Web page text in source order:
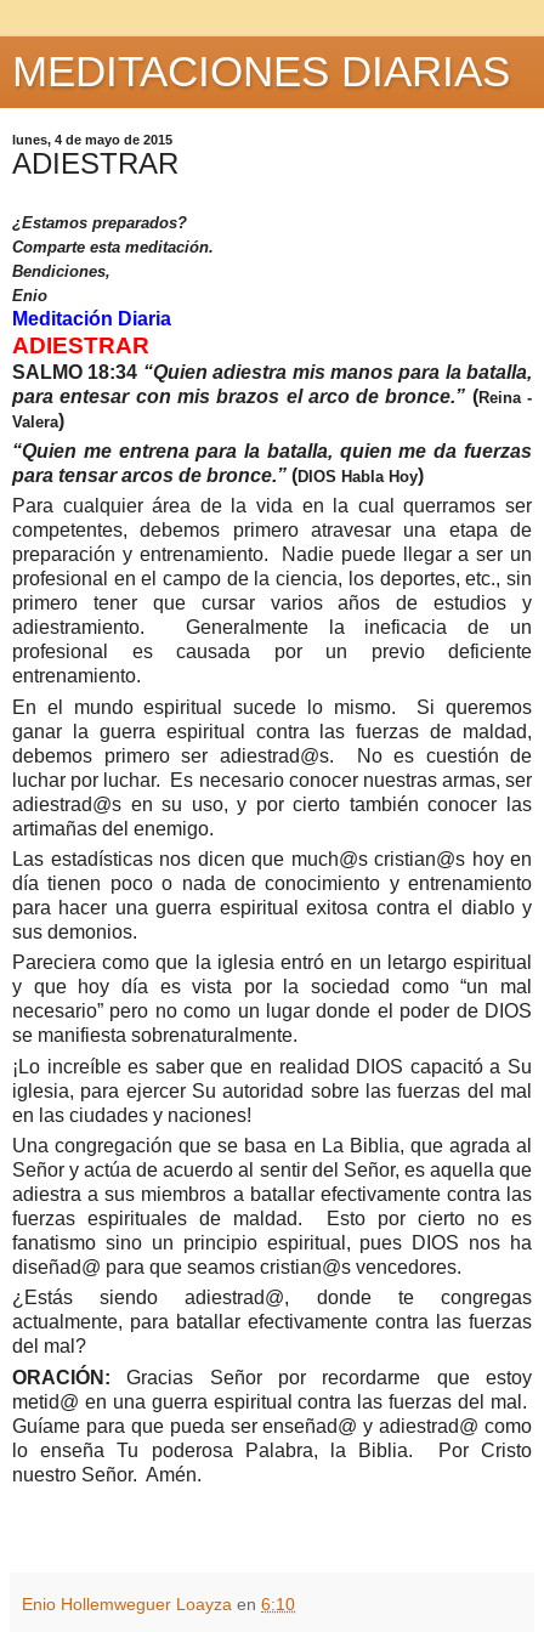
MEDITACIONES DIARIAS
lunes, 4 de mayo de 2015
ADIESTRAR
¿Estamos preparados?
Comparte esta meditación.
Bendiciones,
Enio
Meditación Diaria
ADIESTRAR
SALMO 18:34 “Quien adiestra mis manos para la batalla,
para entesar con mis brazos el arco de bronce.” (Reina -
Valera)
“Quien me entrena para la batalla, quien me da fuerzas
para tensar arcos de bronce.” (DIOS Habla Hoy)
Para cualquier área de la vida en la cual querramos ser
competentes, debemos primero atravesar una etapa de
preparación y entrenamiento. Nadie puede llegar a ser un
profesional en el campo de la ciencia, los deportes, etc., sin
primero tener que cursar varios años de estudios y
adiestramiento. Generalmente la ineficacia de un
profesional es causada por un previo deficiente
entrenamiento.
En el mundo espiritual sucede lo mismo. Si queremos
ganar la guerra espiritual contra las fuerzas de maldad,
debemos primero ser adiestrad@s. No es cuestión de
luchar por luchar. Es necesario conocer nuestras armas, ser
adiestrad@s en su uso, y por cierto también conocer las
artimañas del enemigo.
Las estadísticas nos dicen que much@s cristian@s hoy en
día tienen poco o nada de conocimiento y entrenamiento
para hacer una guerra espiritual exitosa contra el diablo y
sus demonios.
Pareciera como que la iglesia entró en un letargo espiritual
y que hoy día es vista por la sociedad como “un mal
necesario” pero no como un lugar donde el poder de DIOS
se manifiesta sobrenaturalmente.
¡Lo increíble es saber que en realidad DIOS capacitó a Su
iglesia, para ejercer Su autoridad sobre las fuerzas del mal
en las ciudades y naciones!
Una congregación que se basa en La Biblia, que agrada al
Señor y actúa de acuerdo al sentir del Señor, es aquella que
adiestra a sus miembros a batallar efectivamente contra las
fuerzas espirituales de maldad. Esto por cierto no es
fanatismo sino un principio espiritual, pues DIOS nos ha
diseñad@ para que seamos cristian@s vencedores.
¿Estás siendo adiestrad@, donde te congregas
actualmente, para batallar efectivamente contra las fuerzas
del mal?
ORACIÓN: Gracias Señor por recordarme que estoy
metid@ en una guerra espiritual contra las fuerzas del mal.
Guíame para que pueda ser enseñad@ y adiestrad@ como
lo enseña Tu poderosa Palabra,
la Biblia. PorCristo
nuestro Señor. Amén.
Enio Hollemweguer Loayza en 6:10